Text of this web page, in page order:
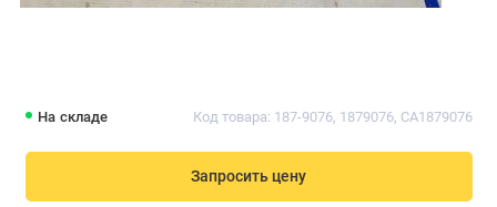
На складе Код товара: 187-9076, 1879076, CA1879076
Запросить цену